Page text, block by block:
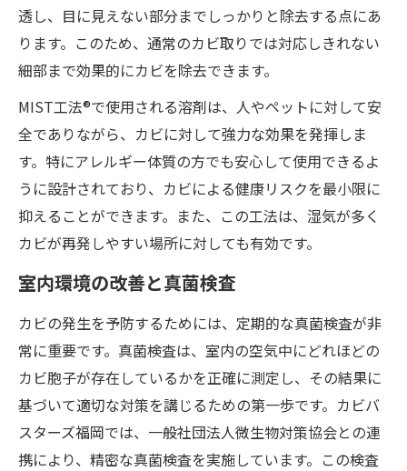
透し、目に見えない部分までしっかりと除去する点にあ
ります。このため、通常のカビ取りでは対応しきれない
細部まで効果的にカビを除去できます。
MIST工法®で使用される溶剤は、人やペットに対して安
全でありながら、カビに対して強力な効果を発揮しま
す。特にアレルギー体質の方でも安心して使用できるよ
うに設計されており、カビによる健康リスクを最小限に
抑えることができます。また、この工法は、湿気が多く
カビが再発しやすい場所に対しても有効です。
室内環境の改善と真菌検査
カビの発生を予防するためには、定期的な真菌検査が非
常に重要です。真菌検査は、室内の空気中にどれほどの
カビ胞子が存在しているかを正確に測定し、その結果に
基づいて適切な対策を講じるための第一歩です。カビバ
スターズ福岡では、一般社団法人微生物対策協会との連
携により、精密な真菌検査を実施しています。この検査